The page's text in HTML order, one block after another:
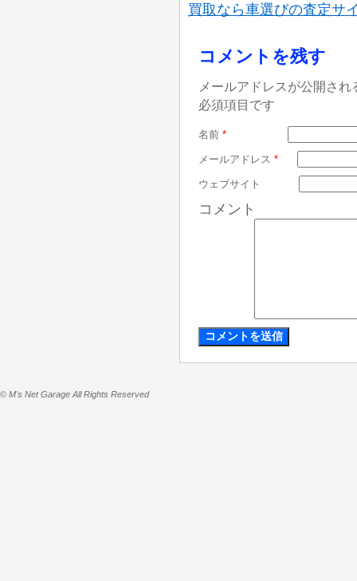
買取なら車選びの査定サ
コメントを残す
メールアドレスが公開さ
必須項目です
名前 *
メールアドレス *
ウェブサイト
コメント
© M's Net Garage All Rights Reserved